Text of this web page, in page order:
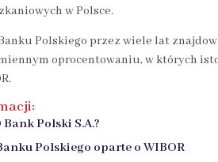
w Polsce.
Polskiego przez wiele lat
oprocentowaniu, w których
Polski S.A.?
Polskiego oparte o WIBOR